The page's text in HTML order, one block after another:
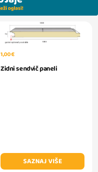
1,00 €
Zidni sendvič paneli
SAZNAJ VIŠE